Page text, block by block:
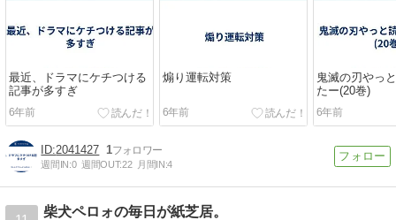
最近、ドラマにケチつける
記事が多すぎ
6年前
煽り運転対策
6年前
鬼滅の刃やっ
たー(20巻)
6年前
2041427 1
週間IN:0 週間OUT:22 月間IN:4
柴犬ペロォの毎日が紙芝居。